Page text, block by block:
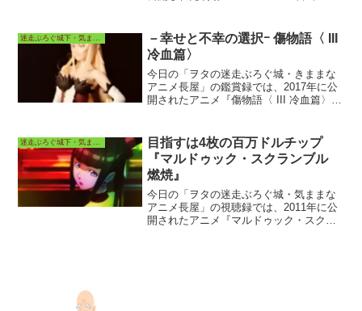
どを投稿しています。
－幸せと不幸の選択ｰ 傷物語〈 III
冷血篇〉
今日の「ヲタの迷走ぶろぐ城・きままな
アニメ長屋」の鑑賞録では、2017年に公
開されたアニメ『傷物語〈 III 冷血篇〉』
目指すは4枚の百万ドルチップ
『マルドゥック・スクランブル
燃焼』
今日の「ヲタの迷走ぶろぐ城・気ままな
アニメ長屋」の視聴録では、2011年に公
開されたアニメ『マルドゥック・スクラ